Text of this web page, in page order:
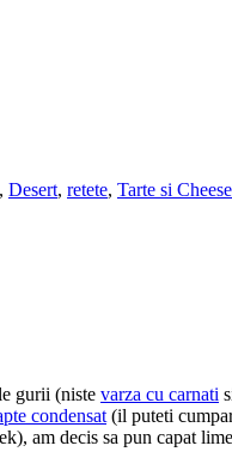
, Desert, retete, Tarte si
gurii (niste varza cu carnati
condensat (il puteti
am decis sa pun capat